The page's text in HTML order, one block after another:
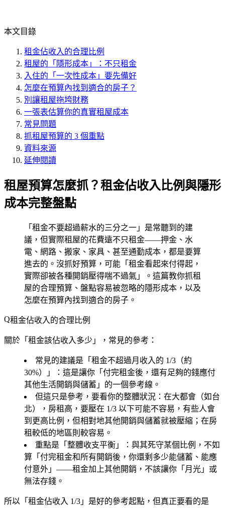
本文目錄
租金佔收入的合理比例
租屋的「隱形成本」：不只租金
入住的「一次性成本」要先備好
怎麼在預算內找到適合的房子？
別讓租屋拖垮財務
一張表估算你的真實租屋成本
常見問題
抓租屋預算的 3 個重點
資料來源
延伸閱讀
租屋預算怎麼抓？租金佔收入比例與隱形
成本完整盤點
「租金不要超過薪水的三分之一」是常聽到的建
議，但實際租屋的花費遠不只租金——押金、水
電、網路、搬家、家具、甚至通勤成本，都是要算
進去的。沒抓好預算，可能「租金看起來付得起，
實際卻被各種開銷壓得喘不過氣」。這篇教你抓租
屋的合理預算、盤點容易被忽略的隱形成本，以及
怎麼在預算內找到適合的房子。
租金佔收入的合理比例
關於「租金該佔收入多少」，常見的參考：
常見的建議是「租金不超過月收入的 1/3（約
30%）」
：這是讓你「付完租金後，還有足夠的錢應付
其他生活開銷與儲蓄」的一個參考線。
但這只是參考，要看你的整體狀況 ：在大都會（如台
北），房租高，要壓在 1/3 以下可能不容易，有些人會
到更高比例，但相對地其他開銷與儲蓄就被壓縮；在房
租較低的地區則較容易。
重點是「整體收支平衡」
：與其死守某個比例，不如
算「付完租金和所有開銷後，你還剩多少能儲蓄、能應
付意外」——租金加上其他開銷，不該讓你「月光」或
無法存錢。
所以「租金佔收入 1/3」是好的參考起點，但真正要看的是